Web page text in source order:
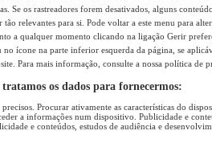
Se os rastreadores forem desativados, alguns
relevantes para si. Pode voltar a este menu para
a qualquer momento clicando na ligação Gerir
ícone na parte inferior esquerda da página, se
Para mais informação, consulte a nossa política de
tratamos os dados para fornecermos:
Procurar ativamente as características do
a informações num dispositivo. Publicidade e
e conteúdos, estudos de audiência e